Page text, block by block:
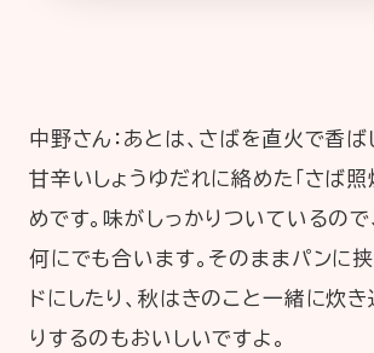
中野さん：あとは、さばを直火で香
甘辛いしょうゆだれに絡めた「さば照
めです。味がしっかりついているの
何にでも合います。そのままパンに
ドにしたり、秋はきのこと一緒に炊
りするのもおいしいですよ。